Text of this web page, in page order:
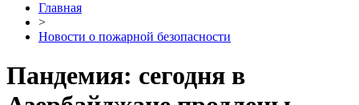
Главная
>
Новости о пожарной безопасности
Пандемия: сегодня в